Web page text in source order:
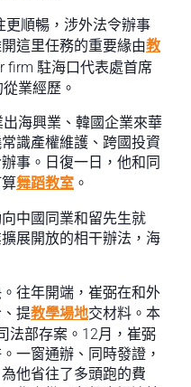
更順暢，涉外法令辦事
這里任務的重要緣由教
firm 駐海口代表處首席
業經歷。
海興業、韓國企業來華
識產權維護、跨國投資
事。日復一日，他和同
舞蹈教室 。
中國同業和留先生就
展開放的相干辦法，海
往年開端，崔弼在和外
提教學場地交材料。本
法部存案。12月，崔弼
一窗通辦、同時發證，
他省往了多頭跑的費